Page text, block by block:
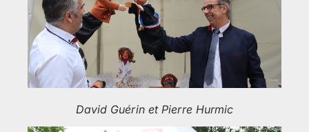
David Guérin et Pierre Hurmic